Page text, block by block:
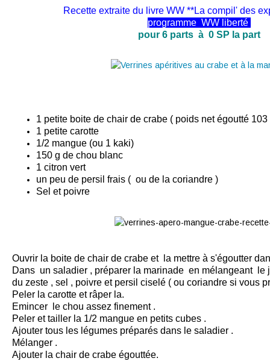
Recette extraite du livre WW **La compil' des
programme WWliberté
pour 6 parts à 0 SP la part
1 petite boite de chair de crabe ( poids net égoutté 103
1 petite carotte
1/2 mangue (ou 1 kaki)
150 g de chou blanc
1 citron vert
un peu de persil frais ( ou de la coriandre )
Sel et poivre
Ouvrir la boite de chair de crabe et la mettre à s'égoutter
Dans un saladier , préparer la marinade en mélangeant le
du zeste , sel , poivre et persil ciselé ( ou coriandre si vous
Peler la carotte et râper la.
Emincer le chou assez finement .
Peler et tailler la 1/2 mangue en petits cubes .
Ajouter tous les légumes préparés dans le saladier .
Mélanger .
Ajouter la chair de crabe égouttée.